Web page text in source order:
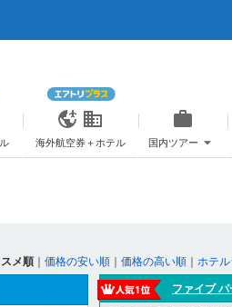
海外航空券＋ホテル 国内ツアー
メ順 ｜ 価格の安い順 ｜ 価格の高い順 ｜ ホテ
ファイブ